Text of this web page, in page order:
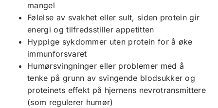
mangel
Følelse av svakhet eller sult, siden protein gir
energi og tilfredsstiller appetitten
Hyppige sykdommer uten protein for å øke
immunforsvaret
Humørsvingninger eller problemer med å
tenke på grunn av svingende blodsukker og
proteinets effekt på hjernens nevrotransmittere
(som regulerer humør)